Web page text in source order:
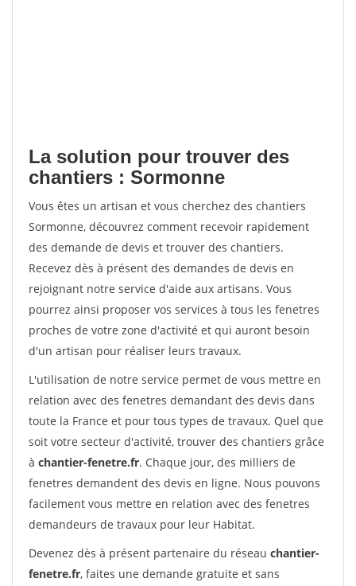
La solution pour trouver des
chantiers : Sormonne
Vous êtes un artisan et vous cherchez des chantiers
Sormonne, découvrez comment recevoir rapidement
des demande de devis et trouver des chantiers.
Recevez dès à présent des demandes de devis en
rejoignant notre service d'aide aux artisans. Vous
pourrez ainsi proposer vos services à tous les fenetres
proches de votre zone d'activité et qui auront besoin
d'un artisan pour réaliser leurs travaux.
L'utilisation de notre service permet de vous mettre en
relation avec des fenetres demandant des devis dans
toute la France et pour tous types de travaux. Quel que
soit votre secteur d'activité, trouver des chantiers grâce
à chantier-fenetre.fr. Chaque jour, des milliers de
fenetres demandent des devis en ligne. Nous pouvons
facilement vous mettre en relation avec des fenetres
demandeurs de travaux pour leur Habitat.
Devenez dès à présent partenaire du réseau chantier-
fenetre.fr, faites une demande gratuite et sans